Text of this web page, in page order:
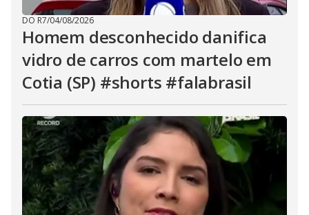
DO R7/04/08/2026
Homem desconhecido danifica
vidro de carros com martelo em
Cotia (SP) #shorts #falabrasil